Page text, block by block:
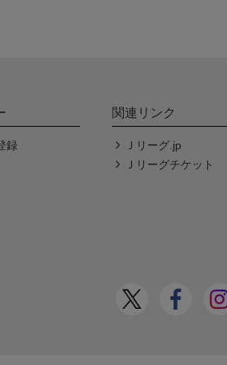
録
関連リンク
Ｊリーグ.jp
Ｊリーグチケット